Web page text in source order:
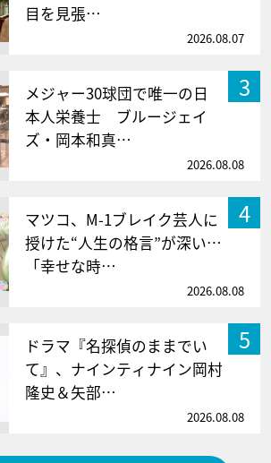
目を見張…
2026.08.07
3
メジャー30球団で唯一の日
本人栄養士 ブルージェイ
ズ・岡本和真…
2026.08.08
4
マツコ、M-1ブレイク芸人に
授けた“人生の格言”が深い…
「幸せな時…
2026.08.08
5
ドラマ『名探偵のままでい
て』、ナインティナイン岡村
隆史＆矢部…
2026.08.08